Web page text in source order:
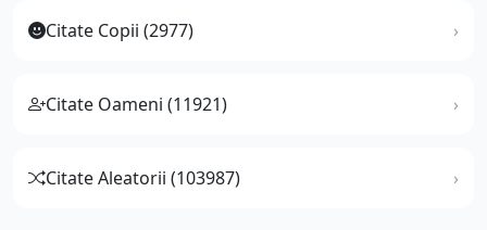
Citate Copii (2977)
Citate Oameni (11921)
Citate Aleatorii (103987)